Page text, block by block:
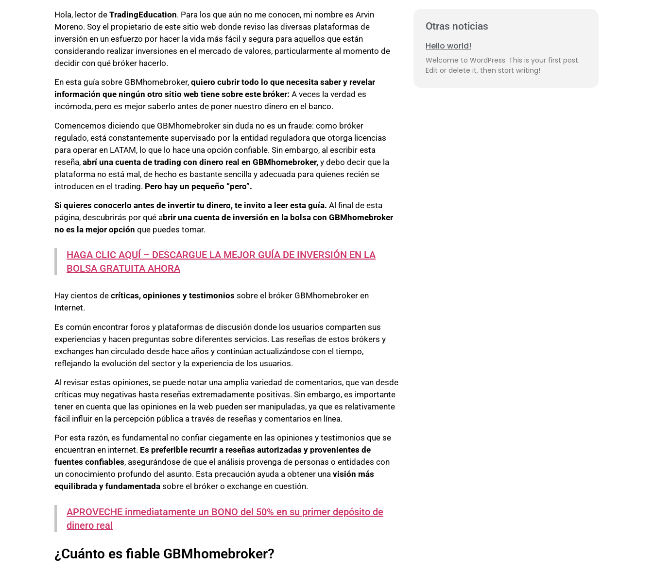
Hola, lector de TradingEducation. Para los que aún no me conocen, mi nombre es Arvin
Moreno. Soy el propietario de este sitio web donde reviso las diversas plataformas de
inversión en un esfuerzo por hacer la vida más fácil y segura para aquellos que están
considerando realizar inversiones en el mercado de valores, particularmente al momento de
decidir con qué bróker hacerlo.
En esta guía sobre GBMhomebroker, quiero cubrir todo lo que necesita saber y revelar
información que ningún otro sitio web tiene sobre este bróker: A veces la verdad es
incómoda, pero es mejor saberlo antes de poner nuestro dinero en el banco.
Comencemos diciendo que GBMhomebroker sin duda no es un fraude: como bróker
regulado, está constantemente supervisado por la entidad reguladora que otorga licencias
para operar en LATAM, lo que lo hace una opción confiable. Sin embargo, al escribir esta
reseña, abrí una cuenta de trading con dinero real en GBMhomebroker, y debo decir que la
plataforma no está mal, de hecho es bastante sencilla y adecuada para quienes recién se
introducen en el trading. Pero hay un pequeño “pero”.
Si quieres conocerlo antes de invertir tu dinero, te invito a leer esta guía. Al final de esta
página, descubrirás por qué abrir una cuenta de inversión en la bolsa con GBMhomebroker
no es la mejor opción que puedes tomar.
HAGA CLIC AQUÍ – DESCARGUE LA MEJOR GUÍA DE INVERSIÓN EN LA
BOLSA GRATUITA AHORA
Hay cientos de críticas, opiniones y testimonios sobre el bróker GBMhomebroker en
Internet.
Es común encontrar foros y plataformas de discusión donde los usuarios comparten sus
experiencias y hacen preguntas sobre diferentes servicios. Las reseñas de estos brókers y
exchanges han circulado desde hace años y continúan actualizándose con el tiempo,
reflejando la evolución del sector y la experiencia de los usuarios.
Al revisar estas opiniones, se puede notar una amplia variedad de comentarios, que van desde
críticas muy negativas hasta reseñas extremadamente positivas. Sin embargo, es importante
tener en cuenta que las opiniones en la web pueden ser manipuladas, ya que es relativamente
fácil influir en la percepción pública a través de reseñas y comentarios en línea.
Por esta razón, es fundamental no confiar ciegamente en las opiniones y testimonios que se
encuentran en internet. Es preferible recurrir a reseñas autorizadas y provenientes de
fuentes confiables, asegurándose de que el análisis provenga de personas o entidades con
un conocimiento profundo del asunto. Esta precaución ayuda a obtener una visión más
equilibrada y fundamentada sobre el bróker o exchange en cuestión.
APROVECHE inmediatamente un BONO del 50% en su primer depósito de
dinero real
¿Cuánto es fiable GBMhomebroker?
Otras noticias
Hello world!
Welcome to WordPress. This is your first post.
Edit or delete it, then start writing!